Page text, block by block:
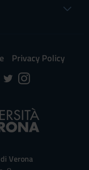
Privacy Policy
Verona